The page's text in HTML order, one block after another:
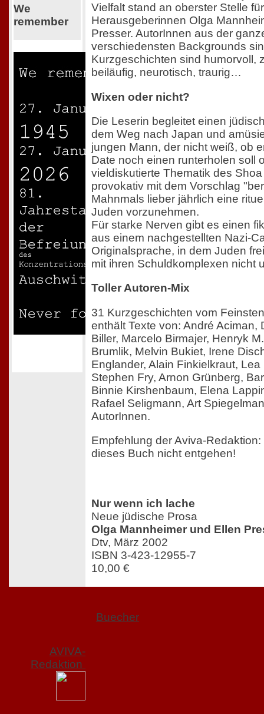
We
remember
Vielfalt stand an oberster Stelle
Herausgeberinnen Olga
Presser. AutorInnen aus der
verschiedensten Backgrounds
Kurzgeschichten sind humorvoll,
beiläufig, neurotisch, traurig…
Wixen oder nicht?
Die Leserin begleitet einen
dem Weg nach Japan und
jungen Mann, der nicht weiß, ob
Date noch einen runterholen soll
vieldiskutierte Thematik des
provokativ mit dem Vorschlag
Mahnmals lieber jährlich eine
Juden vorzunehmen.
Für starke Nerven gibt es einen
aus einem nachgestellten Nazi-
Originalsprache, in dem Juden
mit ihren Schuldkomplexen nicht
Toller Autoren-Mix
31 Kurzgeschichten vom
enthält Texte von: André Aciman,
Biller, Marcelo Birmajer, Henryk
Brumlik, Melvin Bukiet, Irene
Englander, Alain Finkielkraut,
Stephen Fry, Arnon Grünberg,
Binnie Kirshenbaum, Elena
Rafael Seligmann, Art
AutorInnen.
Empfehlung der Aviva-
dieses Buch nicht entgehen!
Nur wenn ich lache
Neue jüdische Prosa
Olga Mannheimer und Ellen
Dtv, März 2002
ISBN 3-423-12955-7
10,00 €
Buecher
AVIVA-
Redaktion